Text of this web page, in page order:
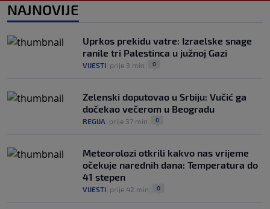
prvenstvo ispod cijene?
NOGOMET | 0
NAJNOVIJE
Uprkos prekidu vatre: Izraelske snage
ranile tri Palestinca u južnoj Gazi
VIJESTI prije 3 min 0
Zelenski doputovao u Srbiju: Vučić ga
dočekao večerom u Beogradu
REGIJA prije 37 min 0
Meteorolozi otkrili kakvo nas vrijeme
očekuje narednih dana: Temperatura do
41 stepen
VIJESTI prije 42 min 0